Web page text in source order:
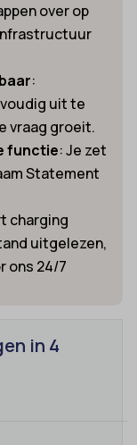
over op
:
uit te
vraag groeit.
functie: Je zet
Statement
charging
uitgelezen,
ons 24/7
in 4